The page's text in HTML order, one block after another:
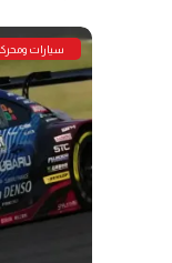
سيارات